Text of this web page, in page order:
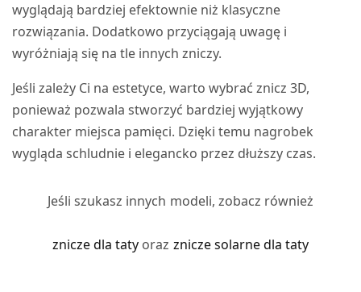
wyglądają bardziej efektownie niż klasyczne
rozwiązania. Dodatkowo przyciągają uwagę i
wyróżniają się na tle innych zniczy.
Jeśli zależy Ci na estetyce, warto wybrać znicz 3D,
ponieważ pozwala stworzyć bardziej wyjątkowy
charakter miejsca pamięci. Dzięki temu nagrobek
wygląda schludnie i elegancko przez dłuższy czas.
Jeśli szukasz innych modeli, zobacz również
znicze dla taty oraz znicze solarne dla taty